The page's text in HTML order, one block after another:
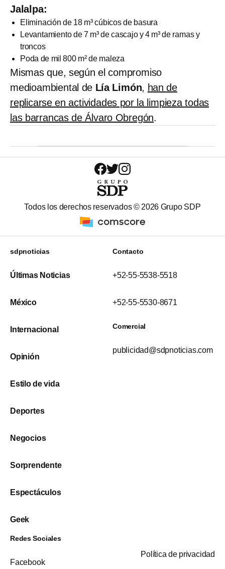
Jalalpa:
Eliminación de 18 m³ cúbicos de basura
Levantamiento de 7 m³ de cascajo y 4 m³ de ramas y
troncos
Poda de mil 800 m² de maleza
Mismas que, según el compromiso
medioambiental de Lía Limón, han de
replicarse en actividades por la limpieza todas
las barrancas de Álvaro Obregón.
Todos los derechos reservados © 2026 Grupo SDP
sdpnoticias
Últimas Noticias
México
Internacional
Opinión
Estilo de vida
Deportes
Negocios
Sorprendente
Espectáculos
Geek
Contacto
+52-55-5538-5518
+52-55-5530-8671
Comercial
publicidad@sdpnoticias.com
Redes Sociales
Facebook
Política de privacidad